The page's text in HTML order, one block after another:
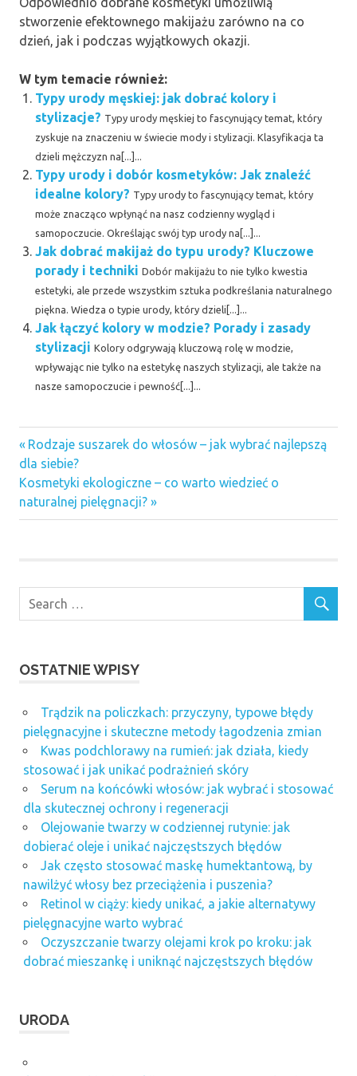
stworzenie efektownego makijażu zarówno na co
dzień, jak i podczas wyjątkowych okazji.
W tym temacie również:
Typy urody męskiej: jak dobrać kolory i
stylizacje? Typy urody męskiej to fascynujący temat, który
zyskuje na znaczeniu w świecie mody i stylizacji. Klasyfikacja ta
dzieli mężczyzn na[...]...
Typy urody i dobór kosmetyków: Jak znaleźć
idealne kolory? Typy urody to fascynujący temat, który
może znacząco wpłynąć na nasz codzienny wygląd i
samopoczucie. Określając swój typ urody na[...]...
Jak dobrać makijaż do typu urody? Kluczowe
porady i techniki Dobór makijażu to nie tylko kwestia
estetyki, ale przede wszystkim sztuka podkreślania naturalnego
piękna. Wiedza o typie urody, który dzieli[...]...
Jak łączyć kolory w modzie? Porady i zasady
stylizacji Kolory odgrywają kluczową rolę w modzie,
wpływając nie tylko na estetykę naszych stylizacji, ale także na
nasze samopoczucie i pewność[...]...
Nawigacja
wpisu
Previous
Post:
Rodzaje suszarek do włosów – jak wybrać najlepszą
dla siebie?
Next
Post:
Kosmetyki ekologiczne – co warto wiedzieć o
naturalnej pielęgnacji?
OSTATNIE WPISY
Trądzik na policzkach: przyczyny, typowe błędy
pielęgnacyjne i skuteczne metody łagodzenia zmian
Kwas podchlorawy na rumień: jak działa, kiedy
stosować i jak unikać podrażnień skóry
Serum na końcówki włosów: jak wybrać i stosować
dla skutecznej ochrony i regeneracji
Olejowanie twarzy w codziennej rutynie: jak
dobierać oleje i unikać najczęstszych błędów
Jak często stosować maskę humektantową, by
nawilżyć włosy bez przeciążenia i puszenia?
Retinol w ciąży: kiedy unikać, a jakie alternatywy
pielęgnacyjne warto wybrać
Oczyszczanie twarzy olejami krok po kroku: jak
dobrać mieszankę i uniknąć najczęstszych błędów
URODA